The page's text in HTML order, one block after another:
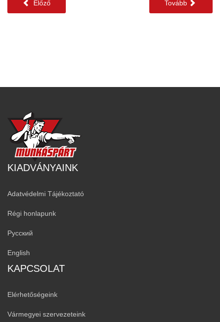
Előző Tovább
KIADVÁNYAINK
Adatvédelmi Tájékoztató
Régi honlapunk
Русский
English
KAPCSOLAT
Elérhetőségeink
Vármegyei szervezeteink